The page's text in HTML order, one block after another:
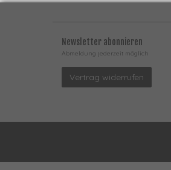
Newsletter abonnieren
Abmeldung jederzeit möglich
Vertrag widerrufen